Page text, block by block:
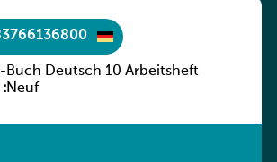
Buch Deutsch 10 Arbeitsheft
Neuf